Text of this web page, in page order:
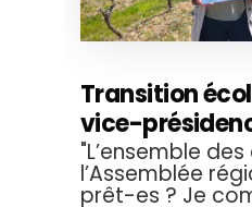
Transition
vice-
"L’ensemble
l’Assemblée
prêt-es ? Je